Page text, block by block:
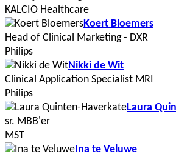
KALCIO Healthcare
Koert Bloemers
Head of Clinical Marketing - DXR
Philips
Nikki de Wit
Clinical Application Specialist MRI
Philips
Laura
sr. MBB'er
MST
Ina te Veluwe